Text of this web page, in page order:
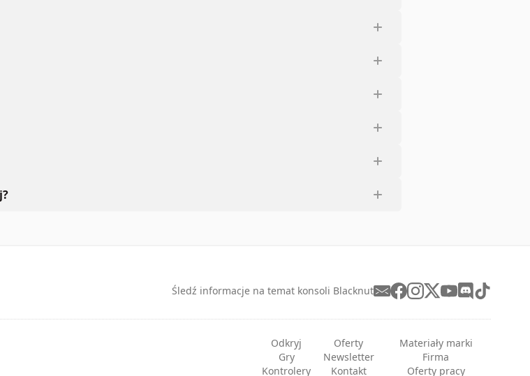
Śledź informacje na temat konsoli Blacknut
Odkryj
Gry
Kontrolery
Oferty
Newsletter
Kontakt
Materiały marki
Firma
Oferty pracy